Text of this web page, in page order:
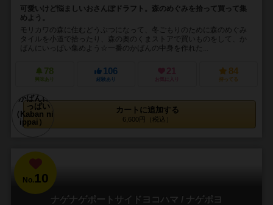
可愛いけど悩ましいおさんぽドラフト。森のめぐみを拾って買って集
めよう。
モリカワの森に住むどうぶつになって、冬ごもりのために森のめぐみ
タイルを小道で拾ったり、森の奥のくまストアで買いものをして、か
ばんにいっぱい集めよう☆一番のかばんの中身を作れた...
78
興味あり
106
経験あり
21
お気に入り
84
持ってる
カートに追加する
6,600円（税込）
No. 10
ナゲナゲポートサイドヨコハマ / ナゲポヨ